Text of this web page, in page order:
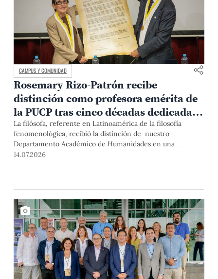
CAMPUS Y COMUNIDAD
Rosemary Rizo-Patrón recibe
distinción como profesora emérita de
la PUCP tras cinco décadas dedicadas
a la fenomenología
La filósofa, referente en Latinoamérica de la filosofía
fenomenológica, recibió la distinción de nuestro
Departamento Académico de Humanidades en una
ceremonia marcada por testimonios de colegas, exalumnos
14.07.2026